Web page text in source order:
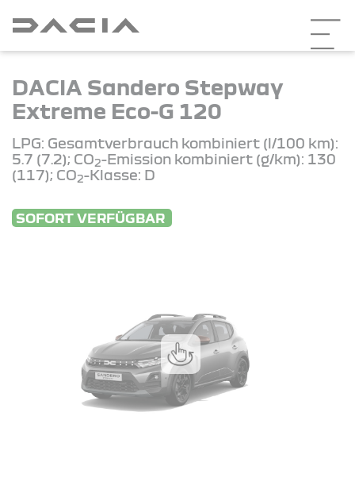
DACIA Sandero Stepway
Extreme Eco-G 120
LPG: Gesamtverbrauch kombiniert (l/100 km):
5.7 (7.2); CO2-Emission kombiniert (g/km): 130
(117); CO2-Klasse: D
SOFORT VERFÜGBAR